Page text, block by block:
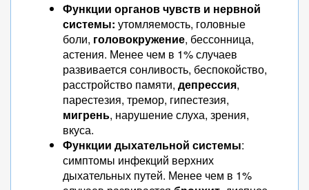
Функции органов чувств и нервной
системы: утомляемость, головные
боли, головокружение, бессонница,
астения. Менее чем в 1% случаев
развивается сонливость, беспокойство,
расстройство памяти, депрессия,
парестезия, тремор, гипестезия,
мигрень, нарушение слуха, зрения,
вкуса.
Функции дыхательной системы:
симптомы инфекций верхних
дыхательных путей. Менее чем в 1%